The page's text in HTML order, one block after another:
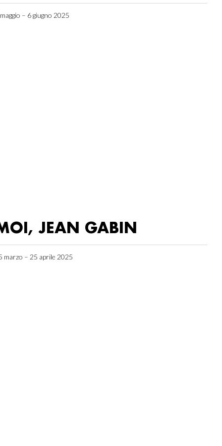
– 6 giugno 2025
JEAN GABIN
marzo – 25 aprile 2025